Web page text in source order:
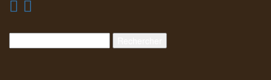
てしまいました。 店を出た時はチョット明るみが。 ありがとうご